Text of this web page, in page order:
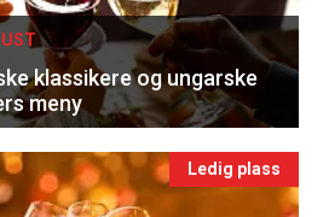
klassikere og ungarske
meny
Ledig plass